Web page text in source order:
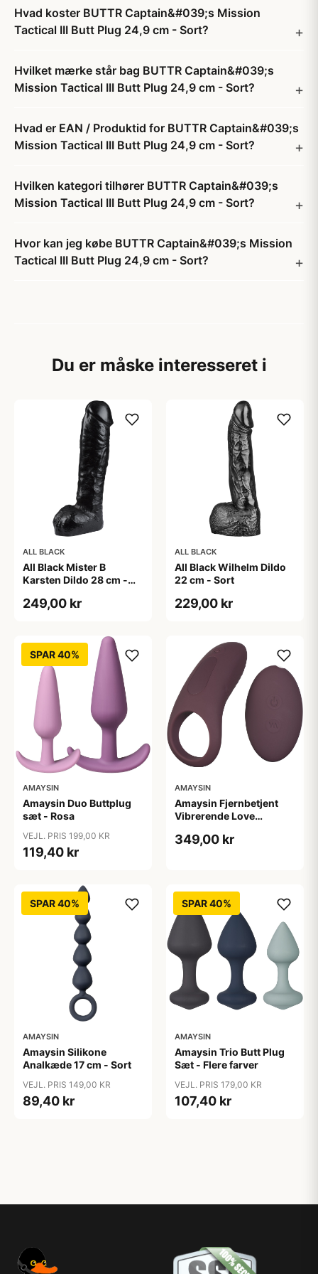
Hvad koster BUTTR Captain&#039;s Mission
Tactical III Butt Plug 24,9 cm - Sort?
Hvilket mærke står bag BUTTR Captain&#039;s
Mission Tactical III Butt Plug 24,9 cm - Sort?
Hvad er EAN / Produktid for BUTTR Captain&#039;s
Mission Tactical III Butt Plug 24,9 cm - Sort?
Hvilken kategori tilhører BUTTR Captain&#039;s
Mission Tactical III Butt Plug 24,9 cm - Sort?
Hvor kan jeg købe BUTTR Captain&#039;s Mission
Tactical III Butt Plug 24,9 cm - Sort?
Du er måske interesseret i
ALL BLACK
All Black Mister B
Karsten Dildo 28 cm -
249,00 kr
ALL BLACK
All Black Wilhelm Dildo
22 cm - Sort
229,00 kr
SPAR 40%
AMAYSIN
Amaysin Duo Buttplug
sæt - Rosa
VEJL. PRIS 199,00 KR
119,40 kr
AMAYSIN
Amaysin Fjernbetjent
Vibrerende Love
349,00 kr
SPAR 40%
AMAYSIN
Amaysin Silikone
Analkæde 17 cm - Sort
VEJL. PRIS 149,00 KR
89,40 kr
SPAR 40%
AMAYSIN
Amaysin Trio Butt Plug
Sæt - Flere farver
VEJL. PRIS 179,00 KR
107,40 kr